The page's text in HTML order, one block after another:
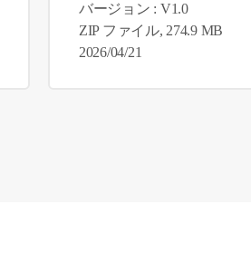
バージョン : V1.0
ZIP ファイル, 274.9 MB
2026/04/21